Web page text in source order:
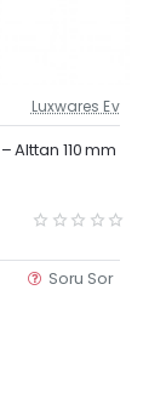
Güncel Fiyat
Yeni Ürün
Luxwares Ev
Alttan 110 mm
Soru Sor